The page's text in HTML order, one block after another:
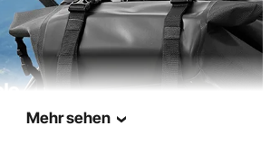
Mehr sehen